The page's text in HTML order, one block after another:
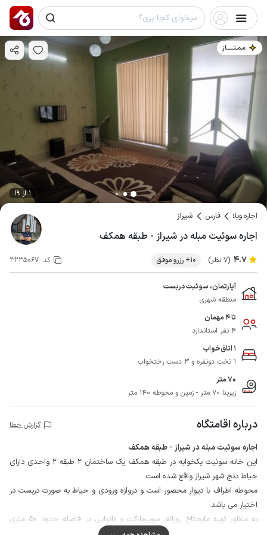
مـمـتــــــاز
1 از 19
اجاره ویلا فارس شیراز
اجاره سوئیت مبله در شیراز - طبقه همکف
4.7 (7 نظر) 10+ رزرو موفق کد: 3235067
آپارتمان، سوئیت دربست
منطقه شهری
تا 4 مهمان
4 نفر استاندارد
1 اتاق‌خواب
1 تخت دونفره و 3 دست رختخواب
70 متر
زیربنا 70 متر - زمین و محوطه 140 متر
درباره اقامتگاه گزارش خطا
اجاره سوئیت مبله در شیراز - طبقه همکف
این خانه سوئیت یکخوابه در طبقه همکف یک ساختمان 2 طبقه 2 واحدی دارای
حیاط دنج شهر شیراز واقع شده است.
محوطه اطراف با دیوار محصور است و دروازه ورودی و حیاط به صورت دربست در
اختیار می باشد.
به منظور تهیه مایحتاج روزانه، سوپرمارکت و نانوایی در فاصله حدود 50 متری